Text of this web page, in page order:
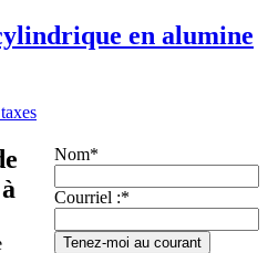
en alumine
Nom*
Courriel :*
Tenez-moi au courant